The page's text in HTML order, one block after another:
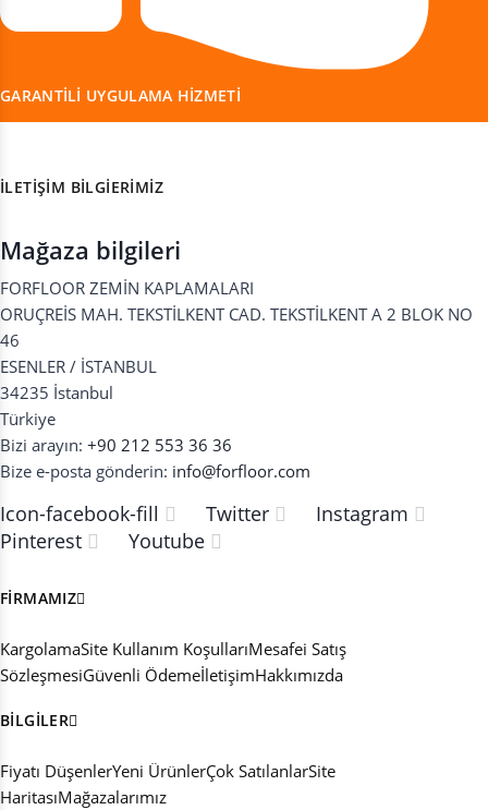
GARANTILI UYGULAMA HIZMETI
İLETIŞIM BILGIERIMIZ
Mağaza bilgileri
FORFLOOR ZEMİN KAPLAMALARI
ORUÇREİS MAH. TEKSTİLKENT CAD. TEKSTİLKENT A 2 BLOK NO
46
ESENLER / İSTANBUL
34235 İstanbul
Türkiye
Bizi arayın: +90 212 553 36 36
Bize e-posta gönderin: info@forfloor.com
Icon-facebook-fill Twitter
Instagram
Pinterest
Youtube
FIRMAMIZ
KargolamaSite Kullanım KoşullarıMesafei Satış
SözleşmesiGüvenli ÖdemeİletişimHakkımızda
BILGILER
Fiyatı DüşenlerYeni ÜrünlerÇok SatılanlarSite
HaritasıMağazalarımız